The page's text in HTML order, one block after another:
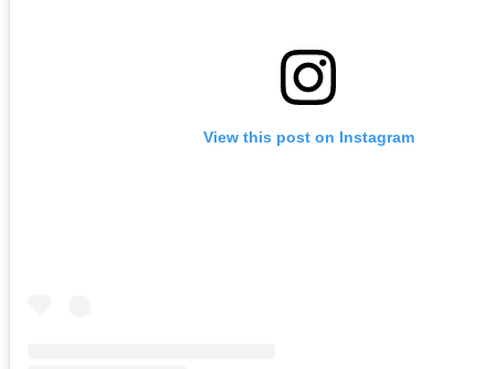
View this post on Instagram